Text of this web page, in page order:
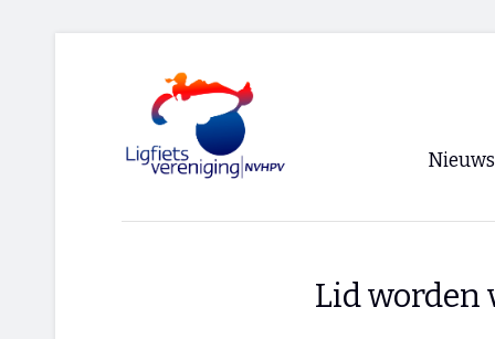
Nieuws
Archief
Lid worden